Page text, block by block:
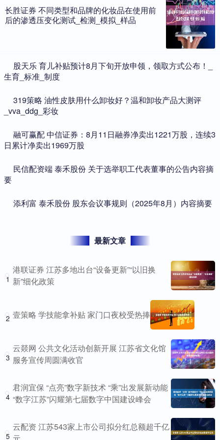
长胜证券 不同类型和品牌的化妆品在使用前
后的渗透压变化测试_检测_模拟_样品
​股天乐 育儿补贴预计8月下旬开放申领，领取方式公布！_
生育_标准_制度
​319策略 油性皮肤用什么卸妆好？温和卸妆产品大测评
_vva_ddg_彩妆
​融可赢配 中信证券：8月11日融券净卖出1221万股，连续3
日累计净卖出1969万股
​民信配资端 泰禾股份 关于选举职工代表董事的公告内容摘
要
​添利富 泰禾股份 股东会议事规则（2025年8月）内容摘要
最新文章
1
港联证券 江苏多地出台“设备更新”“以旧换
新”细化政策
2 壹策略 学技能拿补贴 家门口夜校受热捧
3
云燚网 公共文化活动创新开展 江苏省文化馆
服务宣传周圆满收官
4
君润宜保 “点亮”数字新技术 “乘”出发展新动能
“数字江苏”闪耀第七届数字中国建设峰会
5
云配资 江苏543家上市公司拟分红总额超千亿